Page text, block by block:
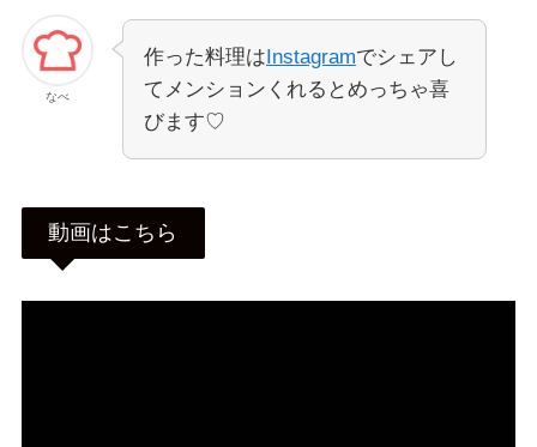
なべ
作った料理はInstagramでシェアし
てメンションくれるとめっちゃ喜
びます♡
動画はこちら